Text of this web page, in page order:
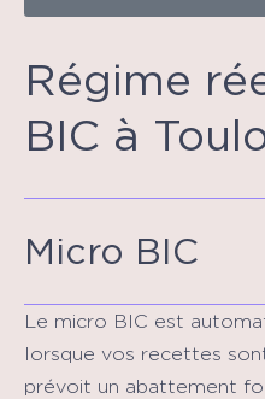
Régime
BIC à
Micro BIC
Le micro BIC est
lorsque vos recettes
prévoit un abattement